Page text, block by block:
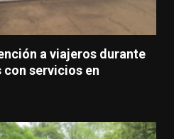
a viajeros durante
servicios en